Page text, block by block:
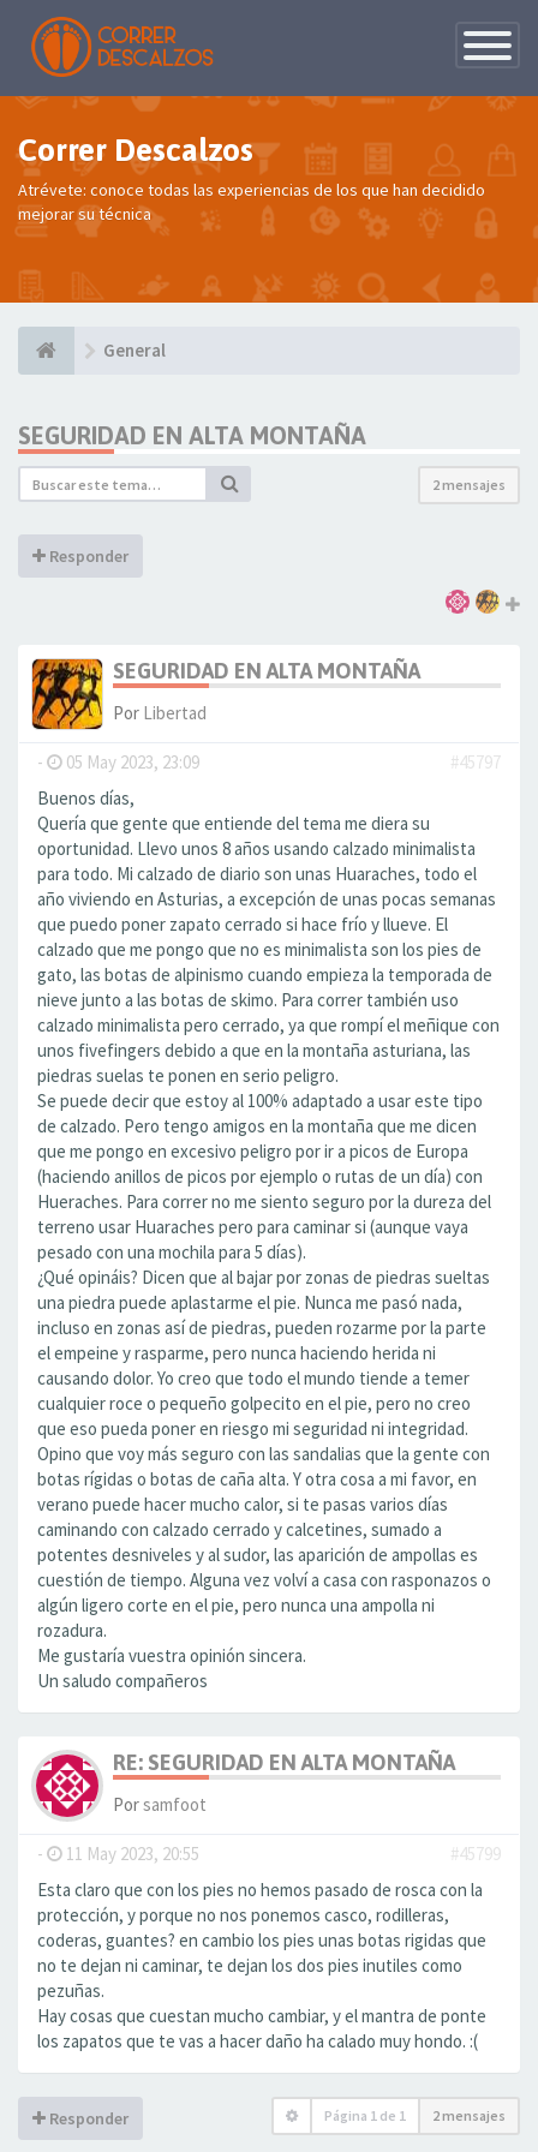
de
Correr Descalzos
Atrévete: conoce todas las experiencias de los que han decidido
mejorar su técnica
General
SEGURIDAD EN ALTA MONTAÑA
2 mensajes
Responder
SEGURIDAD EN ALTA MONTAÑA
Por Libertad
- 05 May 2023, 23:09
#45797
Buenos días,
Quería que gente que entiende del tema me diera su
oportunidad. Llevo unos 8 años usando calzado minimalista
para todo. Mi calzado de diario son unas Huaraches, todo el
año viviendo en Asturias, a excepción de unas pocas semanas
que puedo poner zapato cerrado si hace frío y llueve. El
calzado que me pongo que no es minimalista son los pies de
gato, las botas de alpinismo cuando empieza la temporada de
nieve junto a las botas de skimo. Para correr también uso
calzado minimalista pero cerrado, ya que rompí el meñique con
unos fivefingers debido a que en la montaña asturiana, las
piedras suelas te ponen en serio peligro.
Se puede decir que estoy al 100% adaptado a usar este tipo
de calzado. Pero tengo amigos en la montaña que me dicen
que me pongo en excesivo peligro por ir a picos de Europa
(haciendo anillos de picos por ejemplo o rutas de un día) con
Hueraches. Para correr no me siento seguro por la dureza del
terreno usar Huaraches pero para caminar si (aunque vaya
pesado con una mochila para 5 días).
¿Qué opináis? Dicen que al bajar por zonas de piedras sueltas
una piedra puede aplastarme el pie. Nunca me pasó nada,
incluso en zonas así de piedras, pueden rozarme por la parte
el empeine y rasparme, pero nunca haciendo herida ni
causando dolor. Yo creo que todo el mundo tiende a temer
cualquier roce o pequeño golpecito en el pie, pero no creo
que eso pueda poner en riesgo mi seguridad ni integridad.
Opino que voy más seguro con las sandalias que la gente con
botas rígidas o botas de caña alta. Y otra cosa a mi favor, en
verano puede hacer mucho calor, si te pasas varios días
caminando con calzado cerrado y calcetines, sumado a
potentes desniveles y al sudor, las aparición de ampollas es
cuestión de tiempo. Alguna vez volví a casa con rasponazos o
algún ligero corte en el pie, pero nunca una ampolla ni
rozadura.
Me gustaría vuestra opinión sincera.
Un saludo compañeros
RE: SEGURIDAD EN ALTA MONTAÑA
Porsamfoot
- 11 May 2023, 20:55
#45799
Esta claro que con los pies no hemos pasado de rosca con la
protección, y porque no nos ponemos casco, rodilleras,
coderas, guantes? en cambio los pies unas botas rigidas que
no te dejan ni caminar, te dejan los dos pies inutiles como
pezuñas.
Hay cosas que cuestan mucho cambiar, y el mantra de ponte
los zapatos que te vas a hacer daño ha calado muy hondo. :(
Responder Página 1 de 1 2 mensajes